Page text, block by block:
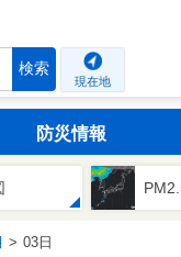
検索
現在地
防災情報
03日